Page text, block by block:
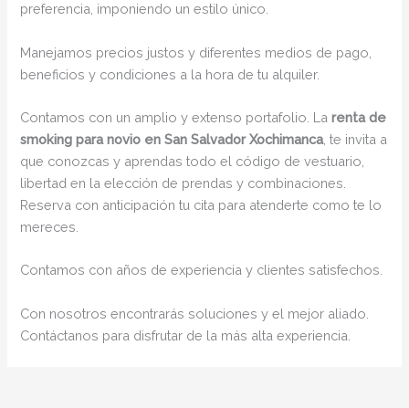
preferencia, imponiendo un estilo único.
Manejamos precios justos y diferentes medios de pago,
beneficios y condiciones a la hora de tu alquiler.
Contamos con un amplio y extenso portafolio. Larenta de
smoking para novio en San Salvador Xochimanca, te invita a
que conozcas y aprendas todo el código de vestuario,
libertad en la elección de prendas y combinaciones.
Reserva con anticipación tu cita para atenderte como te lo
mereces.
Contamos con años de experiencia y clientes satisfechos.
Con nosotros encontrarás soluciones y el mejor aliado.
Contáctanos para disfrutar de la más alta experiencia.